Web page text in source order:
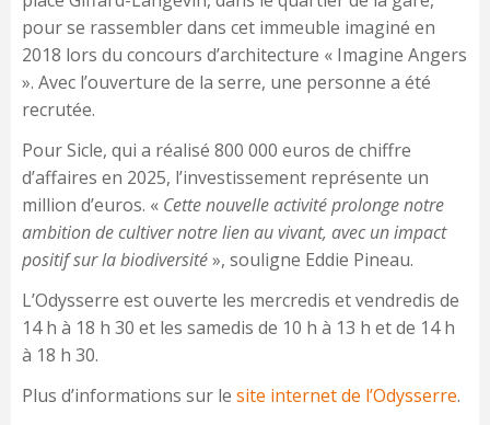
pour se rassembler dans cet immeuble imaginé en
2018 lors du concours d’architecture « Imagine Angers
». Avec l’ouverture de la serre, une personne a été
recrutée.
Pour Sicle, qui a réalisé 800 000 euros de chiffre
d’affaires en 2025, l’investissement représente un
million d’euros. « Cette nouvelle activité prolonge notre
ambition de cultiver notre lien au vivant, avec un impact
positif sur la biodiversité», souligne Eddie Pineau.
L’Odysserre est ouverte les mercredis et vendredis de
14 h à 18 h 30 et les samedis de 10 h à 13 h et de 14 h
à 18 h 30.
Plus d’informations sur le site internet de l’Odysserre.